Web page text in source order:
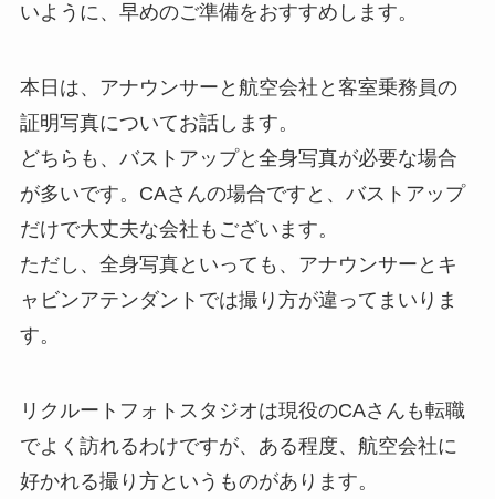
いように、早めのご準備をおすすめします。
本日は、アナウンサーと航空会社と客室乗務員の
証明写真についてお話します。
どちらも、バストアップと全身写真が必要な場合
が多いです。CAさんの場合ですと、バストアップ
だけで大丈夫な会社もございます。
ただし、全身写真といっても、アナウンサーとキ
ャビンアテンダントでは撮り方が違ってまいりま
す。
リクルートフォトスタジオは現役のCAさんも転職
でよく訪れるわけですが、ある程度、航空会社に
好かれる撮り方というものがあります。